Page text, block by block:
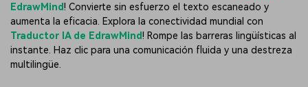
EdrawMind! Convierte sin esfuerzo el texto escaneado y
aumenta la eficacia. Explora la conectividad mundial con
Traductor IA de EdrawMind! Rompe las barreras lingüísticas al
instante. Haz clic para una comunicación fluida y una destreza
multilingüe.